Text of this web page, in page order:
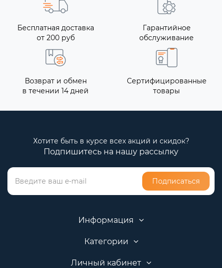
Бесплатная доставка
от 200 руб
Гарантийное
обслуживание
Возврат и обмен
в течении 14 дней
Сертифицированные
товары
Хотите быть в курсе всех акций и скидок?
Подпишитесь на нашу рассылку
Подписаться
Информация
Категории
Личный кабинет